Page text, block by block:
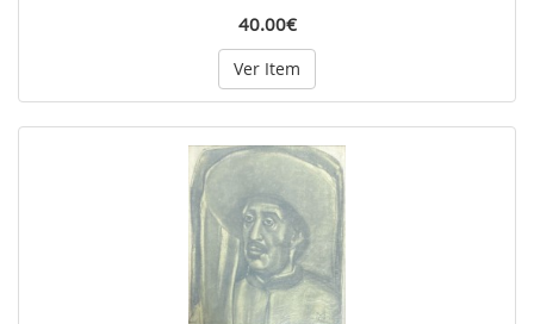
40.00€
Ver Item